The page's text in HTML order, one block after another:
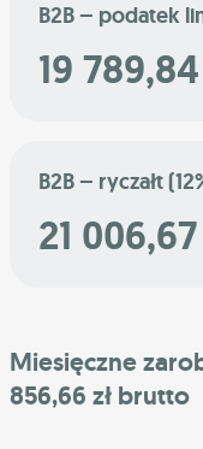
B2B – podatek
19 789,84
B2B – ryczałt
21 006,67
Miesięczne
856,66 zł brutto